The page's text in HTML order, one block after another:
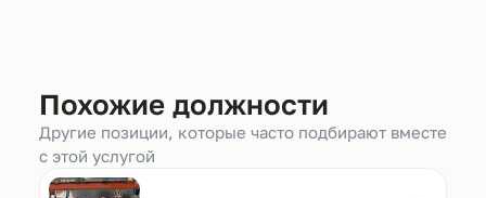
Похожие должности
Другие позиции, которые часто подбирают вместе
с этой услугой